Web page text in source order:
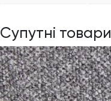
Супутні товари